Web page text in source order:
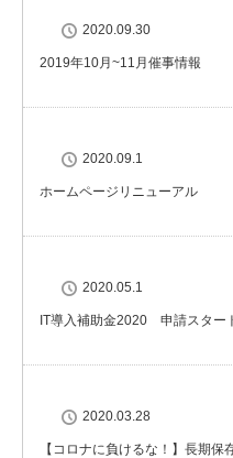
2020.09.30
2019年10月~11月催事情報
2020.09.1
ホームページリニューアル
2020.05.1
IT導入補助金2020 申請スター
2020.03.28
【コロナに負けるな！】長期